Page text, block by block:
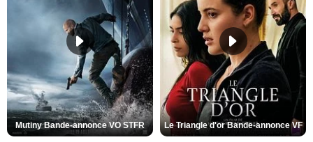
Mutiny Bande-annonce VO STFR Le Triangle d'or Bande-annonce VF